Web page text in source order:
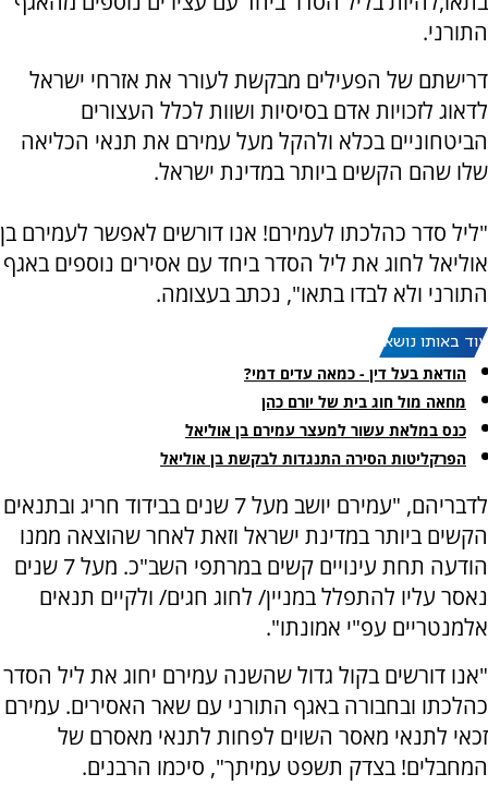
התורני.
דרישתם של הפעילים מבקשת לעורר את אזרחי ישראל
לדאוג לזכויות אדם בסיסיות ושוות לכלל העצורים
הביטחוניים בכלא ולהקל מעל עמירם את תנאי הכליאה
שלו שהם הקשים ביותר במדינת ישראל.
"ליל סדר כהלכתו לעמירם! אנו דורשים לאפשר לעמירם בן
אוליאל לחוג את ליל הסדר ביחד עם אסירים נוספים באגף
התורני ולא לבדו בתאו", נכתב בעצומה.
עוד באותו נושא:
הודאת בעל דין - כמאה עדים דמי?
מחאה מול חוג בית של יורם כהן
כנס במלאת עשור למעצר עמירם בן אוליאל
הפרקליטות הסירה התנגדות לבקשת בן אוליאל
לדבריהם, "עמירם יושב מעל 7 שנים בבידוד חריג ובתנאים
הקשים ביותר במדינת ישראל וזאת לאחר שהוצאה ממנו
הודעה תחת עינויים קשים במרתפי השב"כ. מעל 7 שנים
נאסר עליו להתפלל במניין/ לחוג חגים/ ולקיים תנאים
אלמנטריים עפ"י אמונתו".
"אנו דורשים בקול גדול שהשנה עמירם יחוג את ליל הסדר
כהלכתו ובחבורה באגף התורני עם שאר האסירים. עמירם
זכאי לתנאי מאסר השוים לפחות לתנאי מאסרם של
המחבלים! בצדק תשפט עמיתך", סיכמו הרבנים.